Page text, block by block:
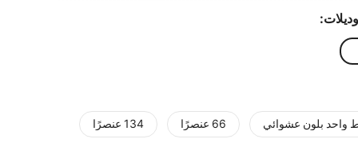
واحد بلون عشوائي 66 عنصرًا 134 عنصرًا